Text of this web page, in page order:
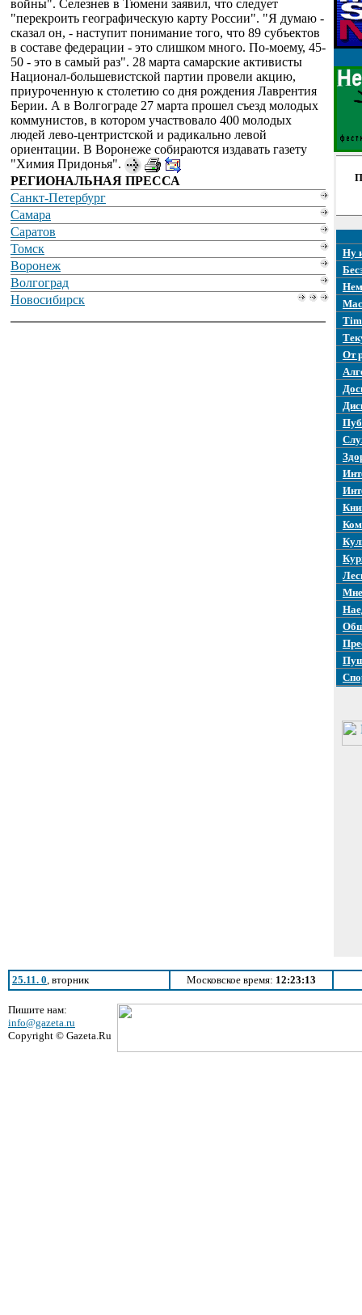
войны". Селезнев в Тюмени заявил, что следует
"перекроить географическую карту России". "Я думаю -
сказал он, - наступит понимание того, что 89 субъектов
в составе федерации - это слишком много. По-моему, 45-
50 - это в самый раз". 28 марта самарские активисты
Национал-большевистской партии провели акцию,
приуроченную к столетию со дня рождения Лаврентия
Берии. А в Волгограде 27 марта прошел съезд молодых
коммунистов, в котором участвовало 400 молодых
людей лево-центристской и радикально левой
ориентации. В Воронеже собираются издавать газету
"Химия Придонья".
РЕГИОНАЛЬНАЯ ПРЕССА
Санкт-Петербург
Самара
Саратов
Томск
Воронеж
Волгоград
Новосибирск
Ну
От
25.11. 0, вторник Московское время: 12:23:13
Пишите нам:
info@gazeta.ru
Copyright © Gazeta.Ru